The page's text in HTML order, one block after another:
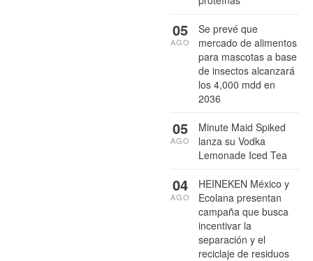
Se prevé que
mercado de alimentos
para mascotas a base
de insectos alcanzará
los 4,000 mdd en
2036
05
AGO
Minute Maid Spiked
lanza su Vodka
Lemonade Iced Tea
05
AGO
HEINEKEN México y
Ecolana presentan
campaña que busca
incentivar la
separación y el
reciclaje de residuos
04
AGO